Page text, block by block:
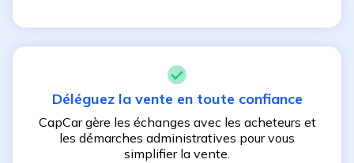
Déléguez la vente en toute confiance
CapCar gère les échanges avec les acheteurs et
les démarches administratives pour vous
simplifier la vente.